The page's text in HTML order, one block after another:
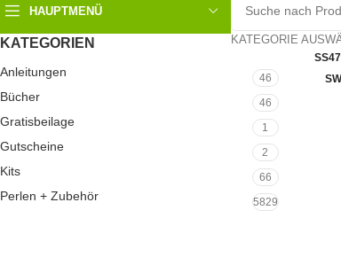
HAUPTMENÜ
KATEGORIEN
Anleitungen 46
Bücher 46
Gratisbeilage 1
Gutscheine 2
Kits 66
Perlen + Zubehör 5829